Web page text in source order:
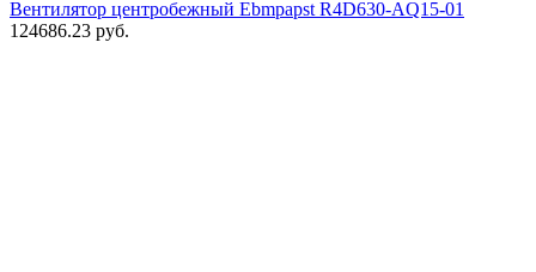
Вентилятор центробежный Ebmpapst R4D630-AQ15-01
124686.23 руб.